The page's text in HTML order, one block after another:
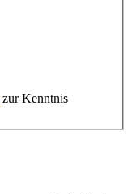
zur Kenntnis